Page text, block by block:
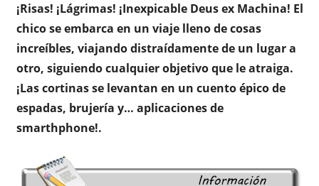
¡Risas! ¡Lágrimas! ¡Inexpicable Deus ex Machina! El
chico se embarca en un viaje lleno de cosas
increíbles, viajando distraídamente de un lugar a
otro, siguiendo cualquier objetivo que le atraiga.
¡Las cortinas se levantan en un cuento épico de
espadas, brujería y… aplicaciones de
smarthphone!.